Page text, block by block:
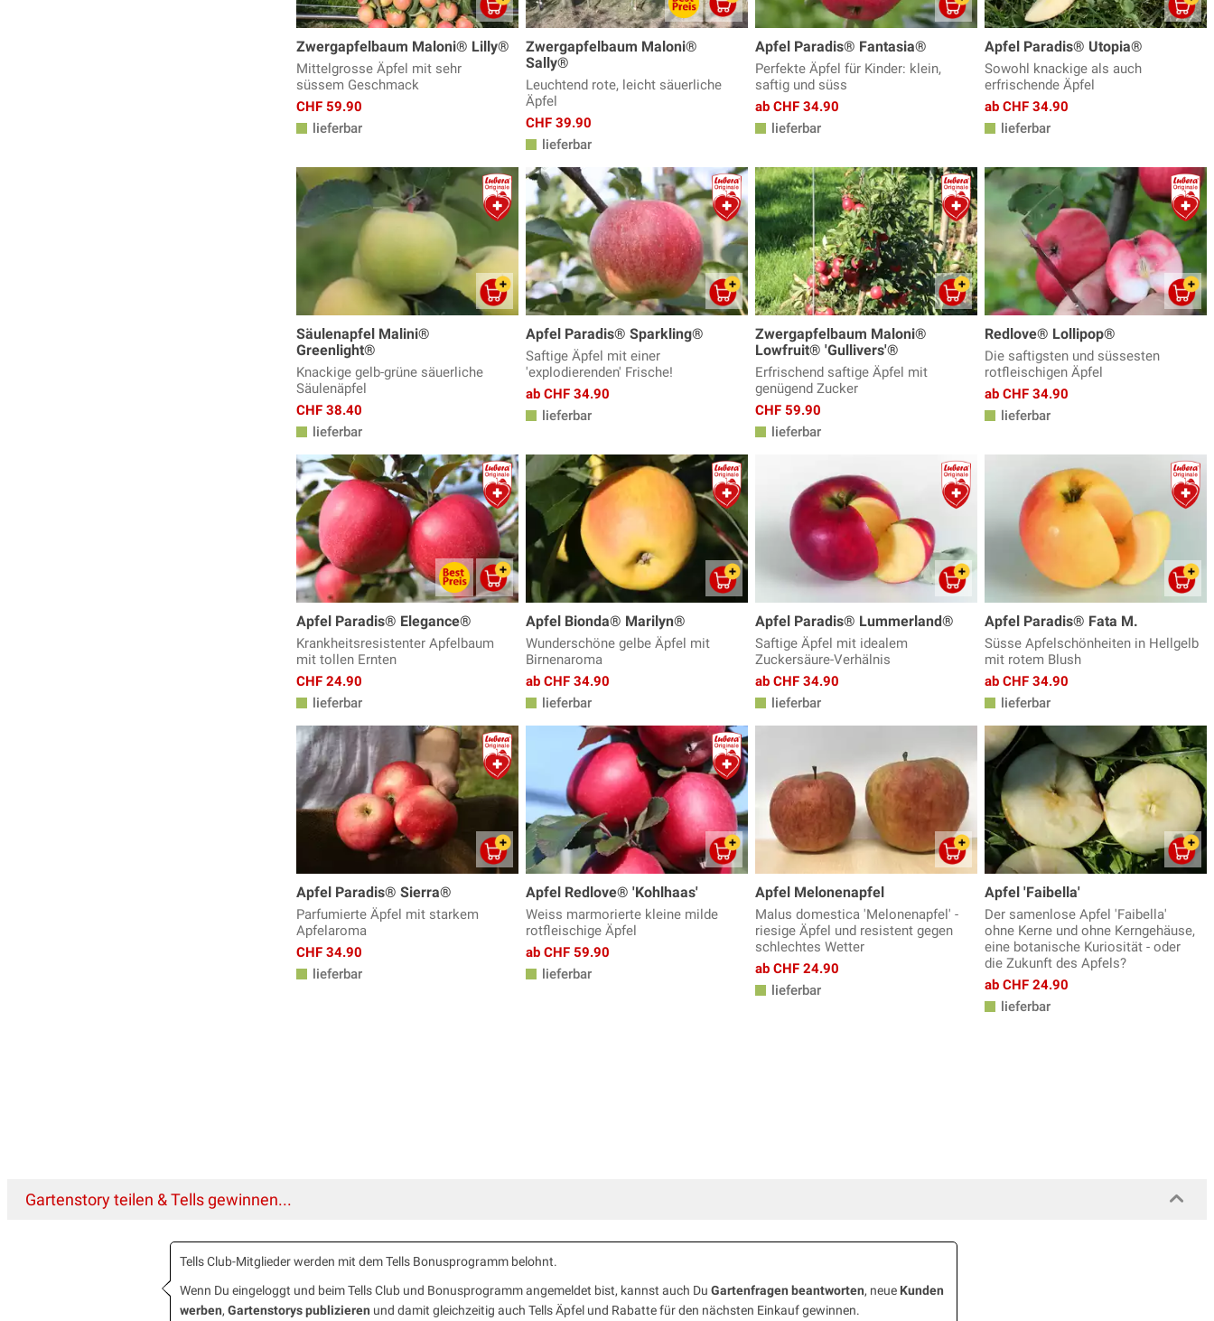
Zwergapfelbaum Maloni® Lilly®
Mittelgrosse Äpfel mit sehr
süssem Geschmack
CHF 59.90
lieferbar
Zwergapfelbaum Maloni®
Sally®
Leuchtend rote, leicht säuerliche
Äpfel
CHF 39.90
lieferbar
Apfel Paradis® Fantasia®
Perfekte Äpfel für Kinder: klein,
saftig und süss
ab CHF 34.90
lieferbar
Apfel Paradis® Utopia®
Sowohl knackige als auch
erfrischende Äpfel
ab CHF 34.90
lieferbar
Säulenapfel Malini®
Greenlight®
Knackige gelb-grüne säuerliche
Säulenäpfel
CHF 38.40
lieferbar
Apfel Paradis® Sparkling®
Saftige Äpfel mit einer
'explodierenden' Frische!
ab CHF 34.90
lieferbar
Zwergapfelbaum Maloni®
Lowfruit® 'Gullivers'®
Erfrischend saftige Äpfel mit
genügend Zucker
CHF 59.90
lieferbar
Redlove® Lollipop®
Die saftigsten und süssesten
rotfleischigen Äpfel
ab CHF 34.90
lieferbar
Apfel Paradis® Elegance®
Krankheitsresistenter Apfelbaum
mit tollen Ernten
CHF 24.90
lieferbar
Apfel Bionda® Marilyn®
Wunderschöne gelbe Äpfel mit
Birnenaroma
ab CHF 34.90
lieferbar
Apfel Paradis® Lummerland®
Saftige Äpfel mit idealem
Zuckersäure-Verhälnis
ab CHF 34.90
lieferbar
Apfel Paradis® Fata M.
Süsse Apfelschönheiten in Hellgelb
mit rotem Blush
ab CHF 34.90
lieferbar
Apfel Paradis® Sierra®
Parfumierte Äpfel mit starkem
Apfelaroma
CHF 34.90
lieferbar
Apfel Redlove® 'Kohlhaas'
Weiss marmorierte kleine milde
rotfleischige Äpfel
ab CHF 59.90
lieferbar
Apfel Melonenapfel
Malus domestica 'Melonenapfel' -
riesige Äpfel und resistent gegen
schlechtes Wetter
ab CHF 24.90
lieferbar
Apfel 'Faibella'
Der samenlose Apfel 'Faibella'
ohne Kerne und ohne Kerngehäuse,
eine botanische Kuriosität - oder
die Zukunft des Apfels?
ab CHF 24.90
lieferbar
Gartenstory teilen & Tells gewinnen...
Tells Club-Mitglieder werden mit dem Tells Bonusprogramm belohnt.
Wenn Du eingeloggt und beim Tells Club und Bonusprogramm angemeldet bist, kannst auch Du Gartenfragen beantworten, neue Kunden
werben, Gartenstorys publizieren und damit gleichzeitig auch Tells Äpfel und Rabatte für den nächsten Einkauf gewinnen.